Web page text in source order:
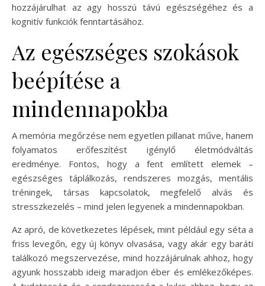
hozzájárulhat az agy hosszú távú egészségéhez és a
kognitív funkciók fenntartásához.
Az egészséges szokások
beépítése a
mindennapokba
A memória megőrzése nem egyetlen pillanat műve, hanem
folyamatos erőfeszítést igénylő életmódváltás
eredménye. Fontos, hogy a fent említett elemek –
egészséges táplálkozás, rendszeres mozgás, mentális
tréningek, társas kapcsolatok, megfelelő alvás és
stresszkezelés – mind jelen legyenek a mindennapokban.
Az apró, de következetes lépések, mint például egy séta a
friss levegőn, egy új könyv olvasása, vagy akár egy baráti
találkozó megszervezése, mind hozzájárulnak ahhoz, hogy
agyunk hosszabb ideig maradjon éber és emlékezőképes.